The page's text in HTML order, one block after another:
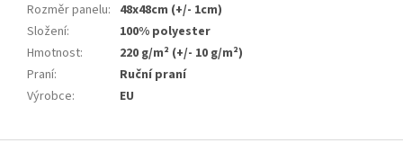
Rozměr panelu: 48x48cm (+/- 1cm)
Složení:
100% polyester
Hmotnost:
220 g/m² (+/- 10 g/m²)
Praní:
Ruční praní
Výrobce: EU